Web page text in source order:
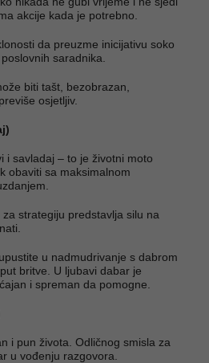
akcije kada je potrebno.
da preuzme inicijativu soko
saradnika.
biti tašt, bezobrazan,
osjetljiv.
i savladaj – to je životni moto
obaviti sa maksimalnom
strategiju predstavlja silu na
u nadmudrivanje s dabrom
britve. U ljubavi dabar je
i spreman da pomogne.
i pun života. Odličnog smisla za
u vođenju razgovora.